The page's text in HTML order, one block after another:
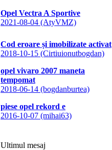
Opel Vectra A Sportive
2021-08-04 (AtyVMZ)
Cod eroare și imobilizate activat
2018-10-15 (Cirtiuionutbogdan)
opel vivaro 2007 maneta
tempomat
2018-06-14 (bogdanburtea)
piese opel rekord e
2016-10-07 (mihai63)
Ultimul mesaj